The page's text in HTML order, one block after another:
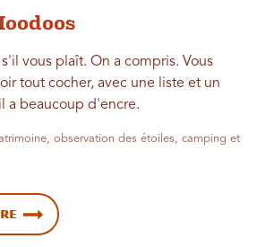
vous plaît. On a compris. Vous
tout cocher, avec une liste et un
a beaucoup d'encre.
observation des étoiles, camping et